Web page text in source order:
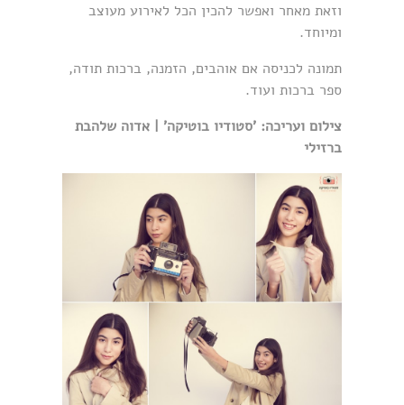
וזאת מאחר ואפשר להכין הכל לאירוע מעוצב
ומיוחד.
תמונה לכניסה אם אוהבים, הזמנה, ברכות תודה,
ספר ברכות ועוד.
צילום ועריכה: 'סטודיו בוטיקה' | אדוה שלהבת
ברזילי